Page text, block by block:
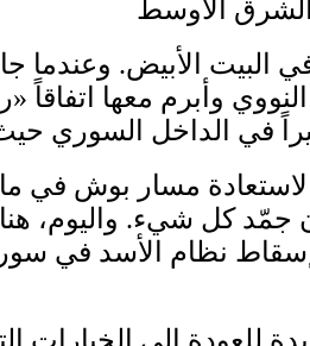
البيت الأبيض. وعندما
وأبرم معها
، بدا دونالد ترامب متحمساً
نظام الأسد في
للعودة إلى